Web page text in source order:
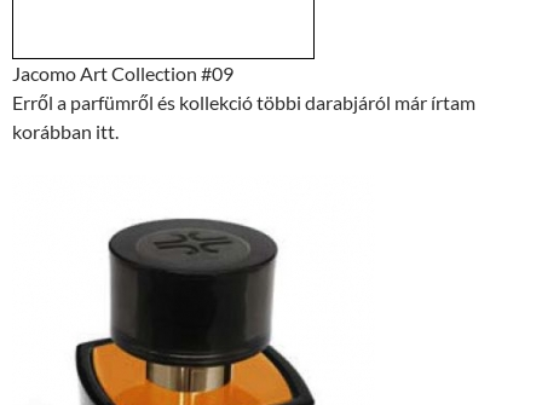
Jacomo Art Collection #09
Erről a parfümről és kollekció többi darabjáról már írtam
korábban itt.